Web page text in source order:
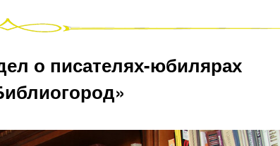
о писателях-юбилярах